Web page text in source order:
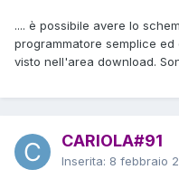
.... è possibile avere lo
programmatore semplice
visto nell'area download.
CARIOLA#91
Inserita: 8 febbraio